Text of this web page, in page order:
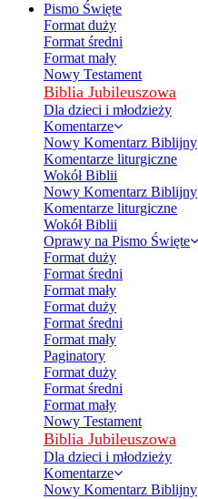
Pismo Święte
Format duży
Format średni
Format mały
Nowy Testament
Biblia Jubileuszowa
Dla dzieci i młodzieży
Komentarze
Nowy Komentarz Biblijny
Komentarze liturgiczne
Wokół Biblii
Nowy Komentarz Biblijny
Komentarze liturgiczne
Wokół Biblii
Oprawy na Pismo Święte
Format duży
Format średni
Format mały
Format duży
Format średni
Format mały
Paginatory
Format duży
Format średni
Format mały
Nowy Testament
Biblia Jubileuszowa
Dla dzieci i młodzieży
Komentarze
Nowy Komentarz Biblijny